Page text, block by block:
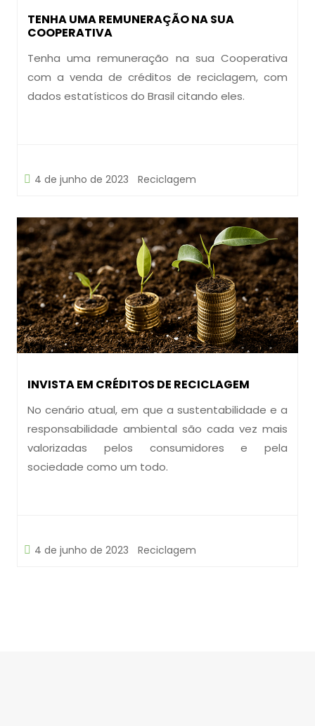
TENHA UMA REMUNERAÇÃO NA SUA
COOPERATIVA
Tenha uma remuneração na sua Cooperativa
com a venda de créditos de reciclagem, com
dados estatísticos do Brasil citando eles.
4 de junho de 2023 Reciclagem
INVISTA EM CRÉDITOS DE RECICLAGEM
No cenário atual, em que a sustentabilidade e a
responsabilidade ambiental são cada vez mais
valorizadas pelos consumidores e pela
sociedade como um todo.
4 de junho de 2023 Reciclagem